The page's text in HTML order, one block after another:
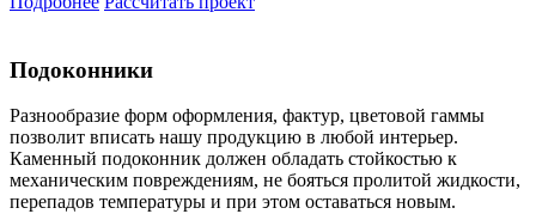
Подоконники
Разнообразие форм оформления, фактур, цветовой гаммы
позволит вписать нашу продукцию в любой интерьер.
Каменный подоконник должен обладать стойкостью к
механическим повреждениям, не бояться пролитой жидкости,
перепадов температуры и при этом оставаться новым.